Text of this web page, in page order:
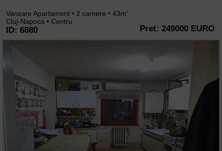
Vanzare Apartament • 2 camere • 43m2
Cluj-Napoca • Centru
ID: 6880 Pret: 249000 EURO